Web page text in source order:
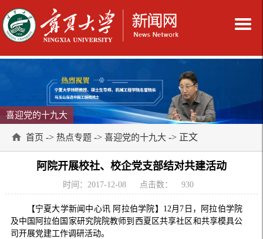
喜迎党的十九大
首页 -> 热点专题 -> 喜迎党的十九大 -> 正文
阿院开展校社、校企党支部结对共建活动
时间：2017-12-08 点击数： 930
【宁夏大学新闻中心讯 阿拉伯学院】12月7日，阿拉伯学院
及中国阿拉伯国家研究院院教师到西夏区共享社区和共享模具公
司开展党建工作调研活动。